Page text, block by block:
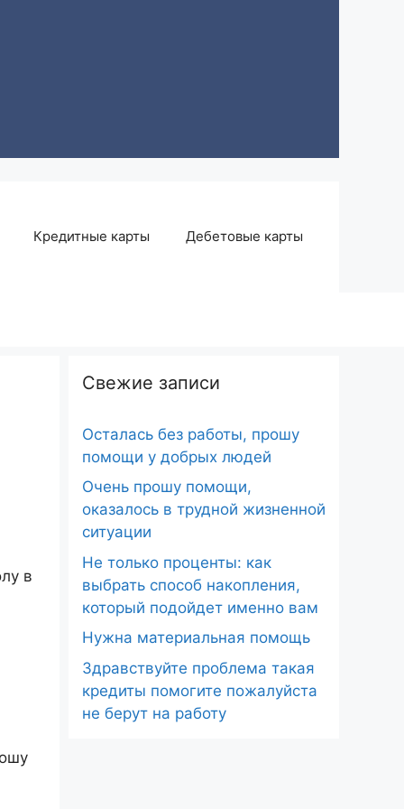
Кредитные карты Дебетовые карты
в
Свежие записи
Осталась без работы, прошу
помощи у добрых людей
Очень прошу помощи,
оказалось в трудной жизненной
ситуации
Не только проценты: как
выбрать способ накопления,
который подойдет именно вам
Нужна материальная помощь
Здравствуйте проблема такая
кредиты помогите пожалуйста
не берут на работу